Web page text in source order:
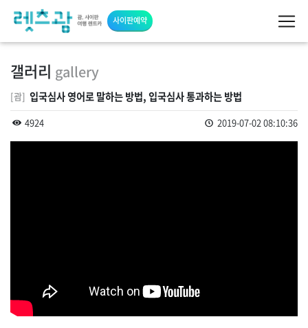
사이판예약
갤러리 gallery
[괌] 입국심사 영어로 말하는 방법, 입국심사 통과하는 방법
2019-07-02 08:10:36
4924
영어 겁내지마세요+_+